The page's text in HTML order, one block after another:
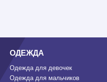
ОДЕЖДА
Одежда для девочек
Одежда для мальчиков